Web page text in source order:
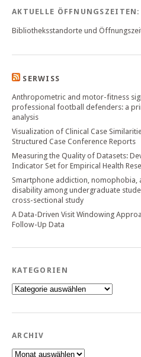
AKTUELLE ÖFFNUNGSZEITEN:
Bibliotheksstandorte und
SERWISS
Anthropometric and motor-fitness
professional football defenders: a
analysis
Visualization of Clinical Case
Structured Case Conference Reports
Measuring the Quality of Datasets:
Indicator Set for Empirical Health
Smartphone addiction, nomophobia,
disability among undergraduate
cross-sectional study
A Data-Driven Visit Windowing
Follow-Up Data
KATEGORIEN
Kategorien
ARCHIV
Archiv